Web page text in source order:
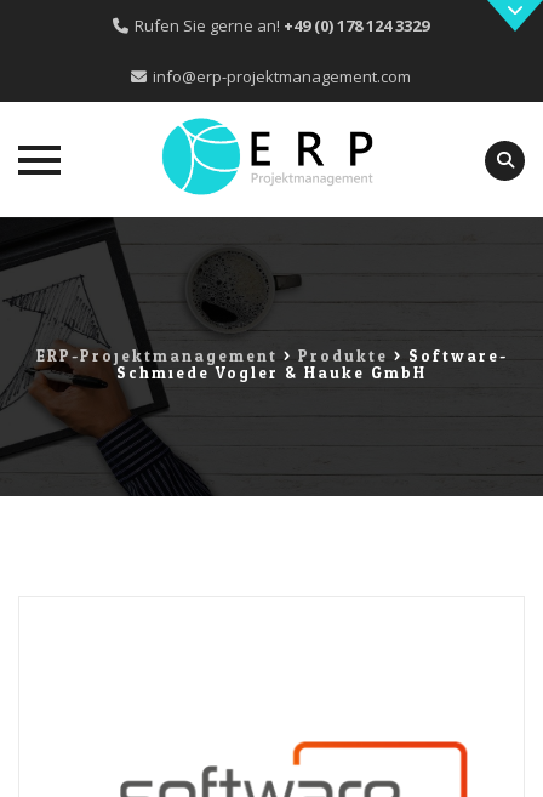
Rufen Sie gerne an! +49 (0) 178 124 3329
info@erp-projektmanagement.com
to
content
ERP-Projektmanagement > Produkte > Software-
Schmiede Vogler & Hauke GmbH